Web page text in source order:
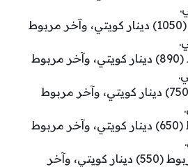
أول مربوط (1050) دينار كويتي، وآخر مربوط
أول مربوط (890) دينار كويتي، وآخر مربوط
أول مربوط (750) دينار كويتي، وآخر مربوط
أول مربوط (650) دينار كويتي، وآخر مربوط
أول مربوط (550) دينار كويتي، وآخر